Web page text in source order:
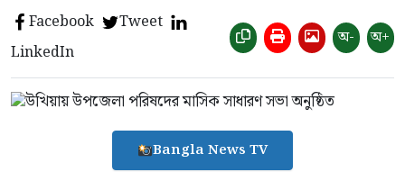
Facebook
Tweet
LinkedIn
অ- অ+
Bangla News TV